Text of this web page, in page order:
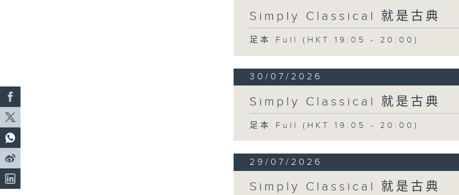
Simply Classical 就是古典
足本 Full (HKT 19:05 - 20:00)
30/07/2026
Simply Classical 就是古典
足本 Full (HKT 19:05 - 20:00)
29/07/2026
Simply Classical 就是古典